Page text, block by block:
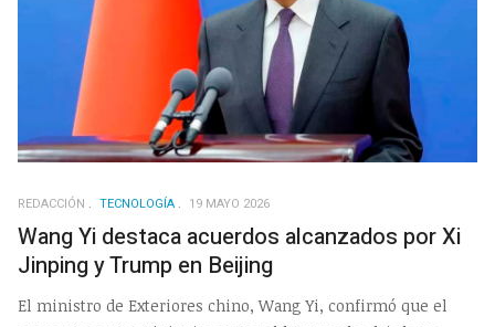
REDACCIÓN TECNOLOGÍA 19 MAYO 2026
Wang Yi destaca acuerdos alcanzados por Xi
Jinping y Trump en Beijing
El ministro de Exteriores chino, Wang Yi, confirmó que el